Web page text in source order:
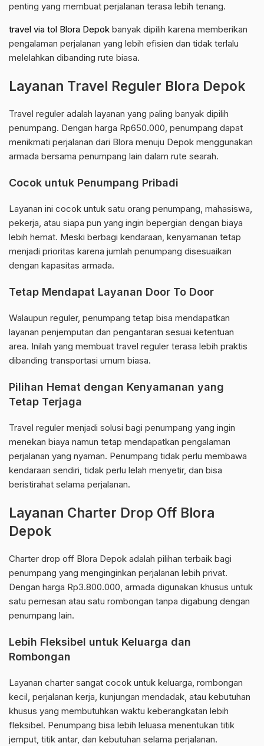
penting yang membuat perjalanan terasa lebih tenang.
travel via tol Blora Depok banyak dipilih karena memberikan
pengalaman perjalanan yang lebih efisien dan tidak terlalu
melelahkan dibanding rute biasa.
Layanan Travel Reguler Blora Depok
Travel reguler adalah layanan yang paling banyak dipilih
penumpang. Dengan harga Rp650.000, penumpang dapat
menikmati perjalanan dari Blora menuju Depok menggunakan
armada bersama penumpang lain dalam rute searah.
Cocok untuk Penumpang Pribadi
Layanan ini cocok untuk satu orang penumpang, mahasiswa,
pekerja, atau siapa pun yang ingin bepergian dengan biaya
lebih hemat. Meski berbagi kendaraan, kenyamanan tetap
menjadi prioritas karena jumlah penumpang disesuaikan
dengan kapasitas armada.
Tetap Mendapat Layanan Door To Door
Walaupun reguler, penumpang tetap bisa mendapatkan
layanan penjemputan dan pengantaran sesuai ketentuan
area. Inilah yang membuat travel reguler terasa lebih praktis
dibanding transportasi umum biasa.
Pilihan Hemat dengan Kenyamanan yang
Tetap Terjaga
Travel reguler menjadi solusi bagi penumpang yang ingin
menekan biaya namun tetap mendapatkan pengalaman
perjalanan yang nyaman. Penumpang tidak perlu membawa
kendaraan sendiri, tidak perlu lelah menyetir, dan bisa
beristirahat selama perjalanan.
Layanan Charter Drop Off Blora
Depok
Charter drop off Blora Depok adalah pilihan terbaik bagi
penumpang yang menginginkan perjalanan lebih privat.
Dengan harga Rp3.800.000, armada digunakan khusus untuk
satu pemesan atau satu rombongan tanpa digabung dengan
penumpang lain.
Lebih Fleksibel untuk Keluarga dan
Rombongan
Layanan charter sangat cocok untuk keluarga, rombongan
kecil, perjalanan kerja, kunjungan mendadak, atau kebutuhan
khusus yang membutuhkan waktu keberangkatan lebih
fleksibel. Penumpang bisa lebih leluasa menentukan titik
jemput, titik antar, dan kebutuhan selama perjalanan.